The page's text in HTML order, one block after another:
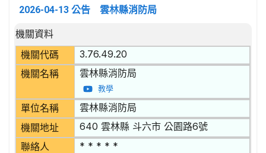
2026-04-13 公告 雲林縣消防局
招標公告詳細內容
機關資料
機關代碼
3.76.49.20
機關名稱 雲林縣消防局
教學
單位名稱 雲林縣消防局
機關地址 640 雲林縣 斗六市 公園路6號
聯絡人 * * * * *